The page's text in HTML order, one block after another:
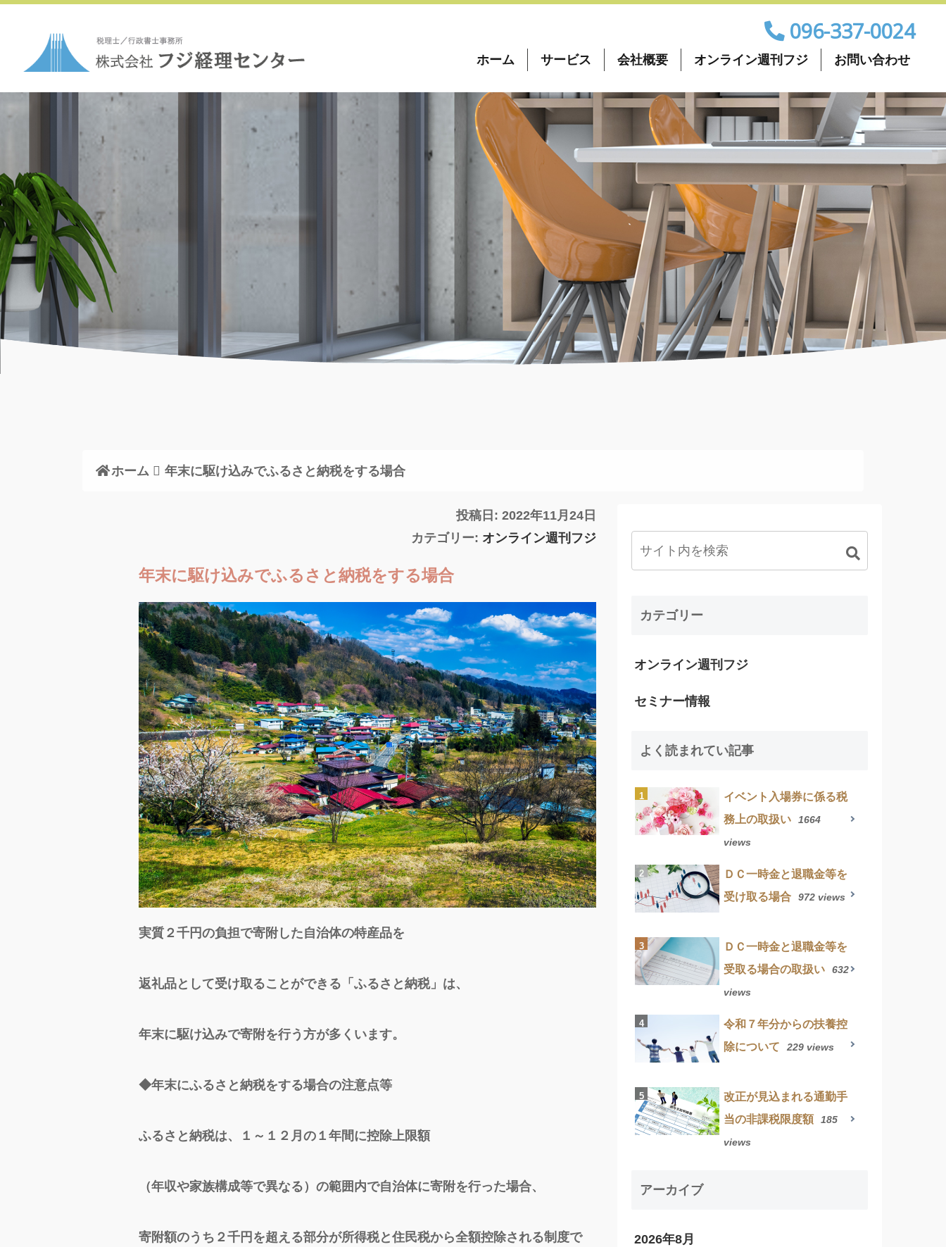
096-337-0024
ホーム サービス 会社概要 オンライン週刊フジ お問い合わせ
ホーム 年末に駆け込みでふるさと納税をする場合
投稿日: 2022年11月24日
カテゴリー: オンライン週刊フジ
年末に駆け込みでふるさと納税をする場合
実質２千円の負担で寄附した自治体の特産品を
返礼品として受け取ることができる「ふるさと納税」は、
年末に駆け込みで寄附を行う方が多くいます。
◆年末にふるさと納税をする場合の注意点等
ふるさと納税は、１～１２月の１年間に控除上限額
（年収や家族構成等で異なる）の範囲内で自治体に寄附を行った場合、
寄附額のうち２千円を超える部分が所得税と住民税から全額控除される制度で
カテゴリー
オンライン週刊フジ
セミナー情報
よく読まれてい記事
イベント入場券に係る税
務上の取扱い
1664
views
ＤＣ一時金と退職金等を
受け取る場合
972 views
ＤＣ一時金と退職金等を
受取る場合の取扱い
632
views
令和７年分からの扶養控
除について
229 views
改正が見込まれる通勤手
当の非課税限度額
185
views
アーカイブ
2026年8月